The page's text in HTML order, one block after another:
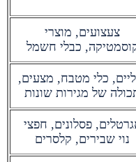
צעצועים, מוצרי
כבלי חשמל
כלי מטבח, מצעים,
של מגירות שונות
פסלונים, חפצי
נוי שבירים, קלסרים